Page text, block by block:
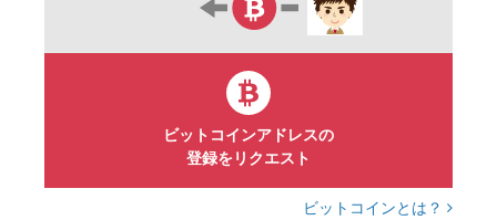
ビットコインアドレスの
登録をリクエスト
ビットコインとは？